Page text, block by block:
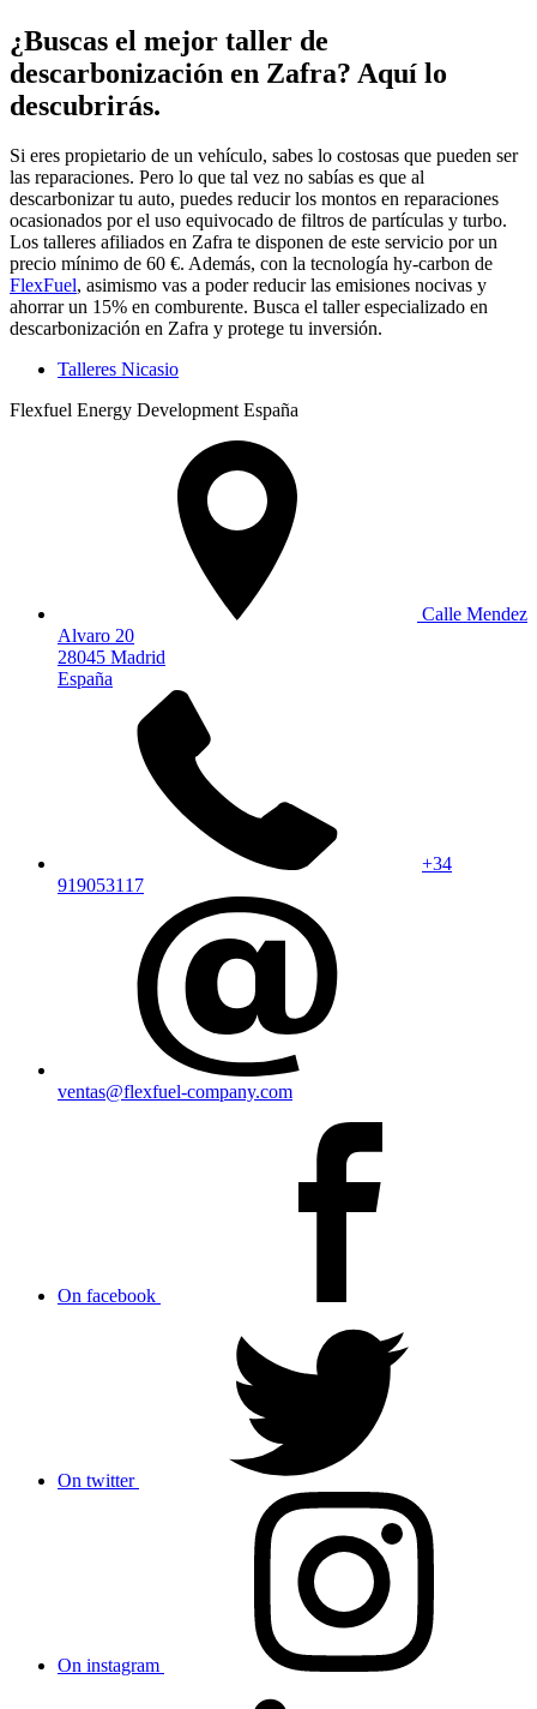
¿Buscas el mejor taller de
descarbonización en Zafra? Aquí lo
descubrirás.
Si eres propietario de un vehículo, sabes lo costosas que pueden ser
las reparaciones. Pero lo que tal vez no sabías es que al
descarbonizar tu auto, puedes reducir los montos en reparaciones
ocasionados por el uso equivocado de filtros de partículas y turbo.
Los talleres afiliados en Zafra te disponen de este servicio por un
precio mínimo de 60 €. Además, con la tecnología hy-carbon de
FlexFuel, asimismo vas a poder reducir las emisiones nocivas y
ahorrar un 15% en comburente. Busca el taller especializado en
descarbonización en Zafra y protege tu inversión.
Talleres Nicasio
Flexfuel Energy Development España
Calle Mendez
Alvaro 20
28045 Madrid
España
+34
919053117
ventas@flexfuel-company.com
On facebook
On twitter
On instagram